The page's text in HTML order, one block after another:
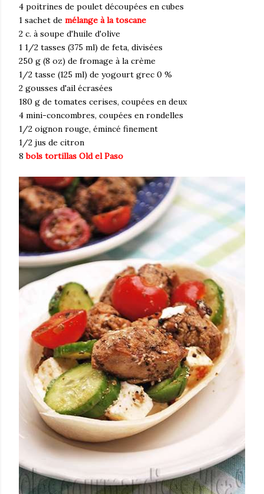
4 poitrines de poulet découpées en cubes
1 sachet de mélange à la toscane
2 c. à soupe d'huile d'olive
1 1/2 tasses (375 ml) de feta, divisées
250 g (8 oz) de fromage à la crème
1/2 tasse (125 ml) de yogourt grec 0 %
2 gousses d'ail écrasées
180 g de tomates cerises, coupées en deux
4 mini-concombres, coupées en rondelles
1/2 oignon rouge, émincé finement
1/2 jus de citron
8bols tortillas Old el Paso